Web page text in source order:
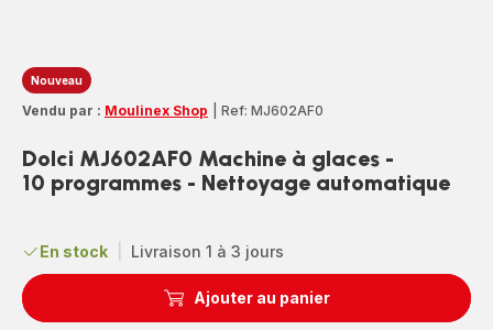
Nouveau
Vendu par : Moulinex Shop Ref: MJ602AF0
Dolci MJ602AF0 Machine à glaces -
10 programmes - Nettoyage automatique
En stock Livraison 1 à 3 jours
Ajouter au panier